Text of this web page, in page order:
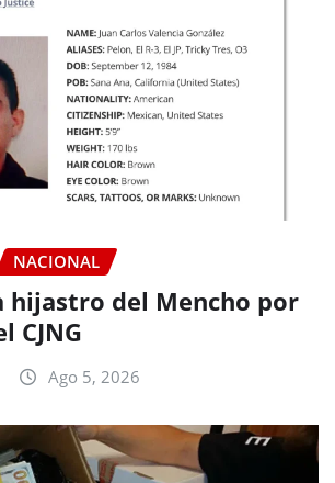
NACIONAL
hijastro del Mencho por
CJNG
Ago 5, 2026